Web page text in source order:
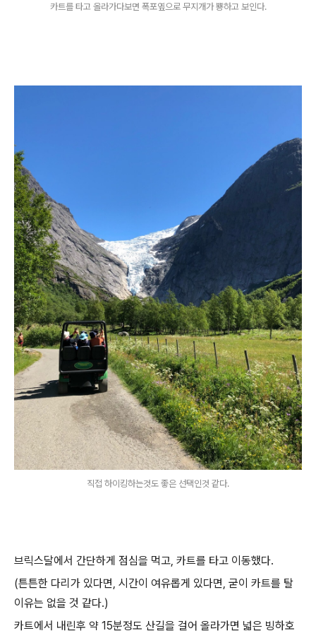
카트를 타고 올라가다보면 폭포옆으로 무지개가 뿅하고 보인다.
직접 하이킹하는것도 좋은 선택인것 같다.
브릭스달에서 간단하게 점심을 먹고, 카트를 타고 이동했다.
(튼튼한 다리가 있다면, 시간이 여유롭게 있다면, 굳이 카트를 탈
이유는 없을 것 같다.)
카트에서 내린후 약 15분정도 산길을 걸어 올라가면 넓은 빙하호